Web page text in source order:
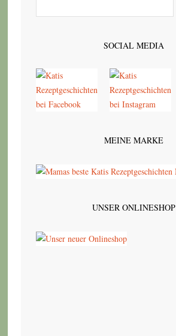
SOCIAL MEDIA
MEINE MARKE
UNSER ONLINESHOP